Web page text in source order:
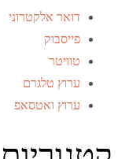
דואר אלקטרוני
פייסבוק
טוויטר
ערוץ טלגרם
ערוץ ואטסאפ